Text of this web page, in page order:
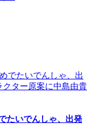
たいでんしゃ、出発